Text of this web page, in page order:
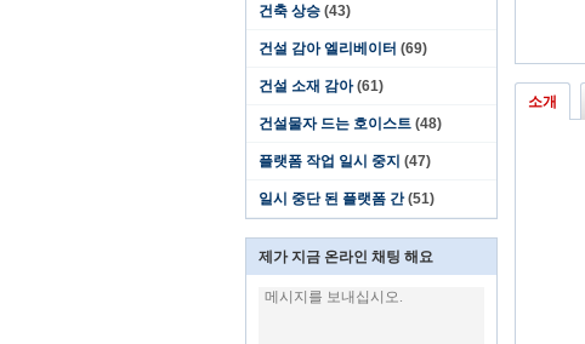
건축 상승 (43)
건설 감아 엘리베이터 (69)
건설 소재 감아 (61)
건설물자 드는 호이스트 (48)
플랫폼 작업 일시 중지 (47)
일시 중단 된 플랫폼 간 (51)
제가 지금 온라인 채팅 해요
소개